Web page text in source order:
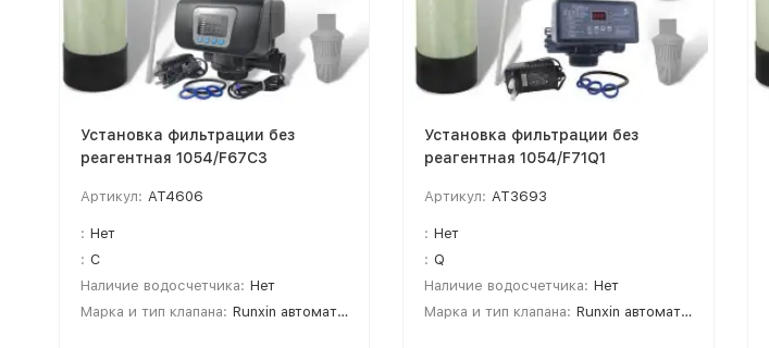
Установка фильтрации без
реагентная 1054/F67C3
Артикул: AT4606
: Нет
: C
Наличие водосчетчика: Нет
Марка и тип клапана: Runxin автоматический
Установка фильтрации без
реагентная 1054/F71Q1
Артикул: AT3693
: Нет
: Q
Наличие водосчетчика: Нет
Марка и тип клапана: Runxin автоматический